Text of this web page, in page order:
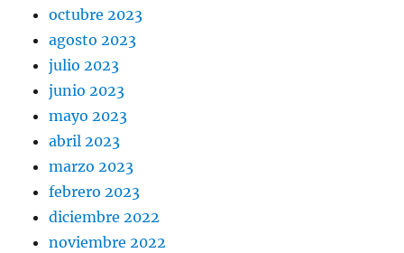
octubre 2023
agosto 2023
julio 2023
junio 2023
mayo 2023
abril 2023
marzo 2023
febrero 2023
diciembre 2022
noviembre 2022